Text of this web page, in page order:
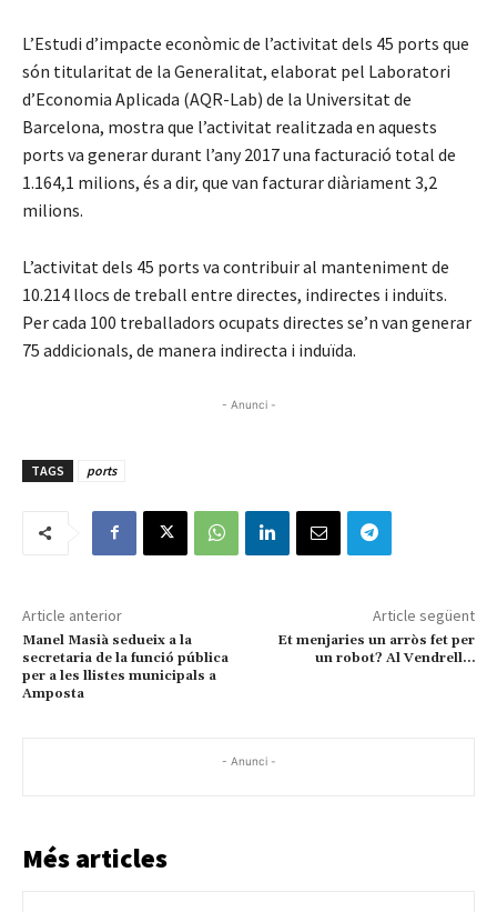
L’Estudi d’impacte econòmic de l’activitat dels 45 ports que
són titularitat de la Generalitat, elaborat pel Laboratori
d’Economia Aplicada (AQR-Lab) de la Universitat de
Barcelona, mostra que l’activitat realitzada en aquests
ports va generar durant l’any 2017 una facturació total de
1.164,1 milions, és a dir, que van facturar diàriament 3,2
milions.
L’activitat dels 45 ports va contribuir al manteniment de
10.214 llocs de treball entre directes, indirectes i induïts.
Per cada 100 treballadors ocupats directes se’n van generar
75 addicionals, de manera indirecta i induïda.
- Anunci -
TAGS ports
Article anterior
Manel Masià sedueix a la
secretaria de la funció pública
per a les llistes municipals a
Amposta
Article següent
Et menjaries un arròs fet per
un robot? Al Vendrell…
- Anunci -
Més articles